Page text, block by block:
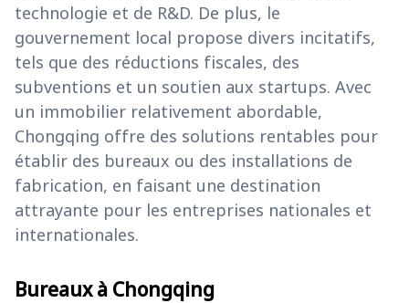
technologie et de R&D. De plus, le
gouvernement local propose divers incitatifs,
tels que des réductions fiscales, des
subventions et un soutien aux startups. Avec
un immobilier relativement abordable,
Chongqing offre des solutions rentables pour
établir des bureaux ou des installations de
fabrication, en faisant une destination
attrayante pour les entreprises nationales et
internationales.
Bureaux à Chongqing